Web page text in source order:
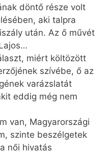
döntő része volt
aki talpra
után. Az ő művét
miért költözött
szívébe, ő az
varázslatát
eddig még nem
van, Magyarországi
szinte beszélgetek
női hivatás